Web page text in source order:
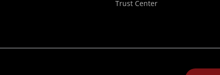
Trust Center